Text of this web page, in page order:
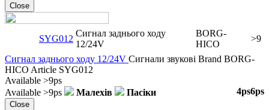
Close
SYG012
Сигнал заднього ходу
12/24V
BORG-
HICO
>9
Сигнал заднього ходу 12/24V Сигнали звукові Brand BORG-
HICO Article SYG012
Available >9ps
Available >9ps Малехів 6ps
Пасіки 4ps
Close